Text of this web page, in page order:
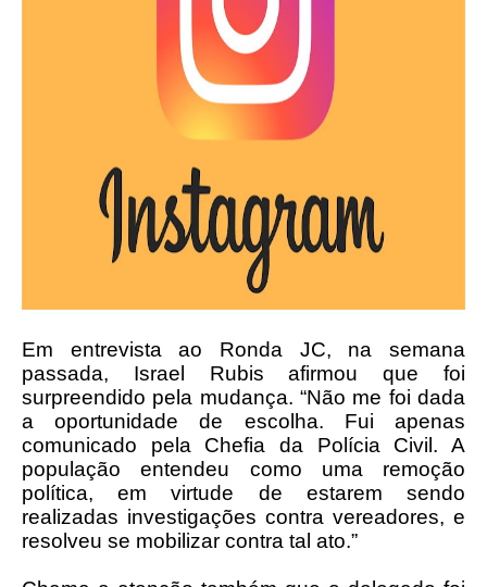
Em entrevista ao Ronda JC, na semana
passada, Israel Rubis afirmou que foi
surpreendido pela mudança. “Não me foi dada
a oportunidade de escolha. Fui apenas
comunicado pela Chefia da Polícia Civil. A
população entendeu como uma remoção
política, em virtude de estarem sendo
realizadas investigações contra vereadores, e
resolveu se mobilizar contra tal ato.”